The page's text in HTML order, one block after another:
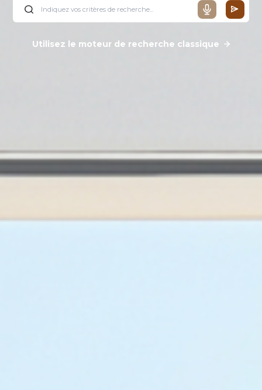
Utilisez le moteur de recherche classique